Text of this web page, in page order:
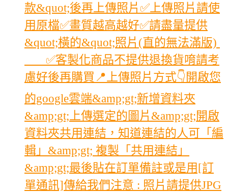
款&quot;後再上傳照片✅上傳照片請使
用原檔✅畫質越高越好✅請盡量提供
&quot;橫的&quot;照片(直的無法滿版)
✅客製化商品不提供退換貨唷請考
慮好後再購買📍上傳照片方式👇開啟您
的google雲端&amp;gt;新增資料夾
&amp;gt;上傳選定的圖片&amp;gt;開啟
資料夾共用連結，知道連結的人可「編
輯」&amp;gt; 複製「共用連結」
&amp;gt;最後貼在訂單備註或是用[訂
單通訊]傳給我們注意 : 照片請提供JPG